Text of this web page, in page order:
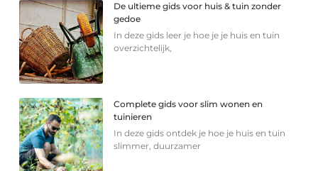
De ultieme gids voor huis & tuin zonder
gedoe
In deze gids leer je hoe je je huis en tuin
overzichtelijk,
Complete gids voor slim wonen en
tuinieren
In deze gids ontdek je hoe je huis en tuin
slimmer, duurzamer